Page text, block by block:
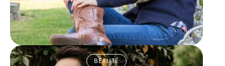
BEAUTÉ